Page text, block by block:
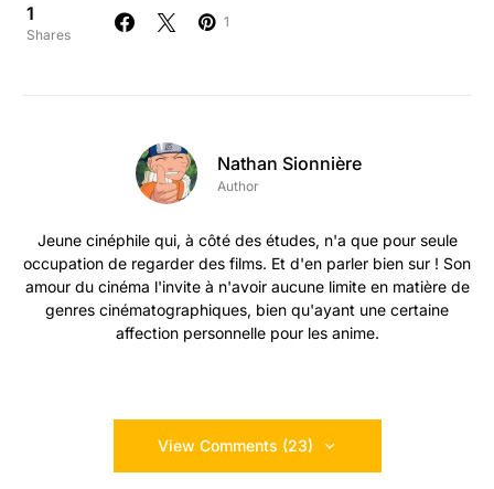
1
Shares
1
Nathan Sionnière
Author
Jeune cinéphile qui, à côté des études, n'a que pour seule
occupation de regarder des films. Et d'en parler bien sur ! Son
amour du cinéma l'invite à n'avoir aucune limite en matière de
genres cinématographiques, bien qu'ayant une certaine
affection personnelle pour les anime.
View Comments (23)